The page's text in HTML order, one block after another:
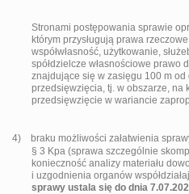
Stronami postępowania sprawie
którym przysługują prawa
współwłasność, użytkowanie,
spółdzielcze własnościowe prawo
znajdujące się w zasięgu 100 m
przedsięwzięcia, tj. w obszarze, na
przedsięwzięcie w wariancie
4) braku możliwości załatwienia
§ 3 Kpa (sprawa szczególnie
konieczność analizy materiału
i uzgodnienia organów
sprawy ustala się do dnia